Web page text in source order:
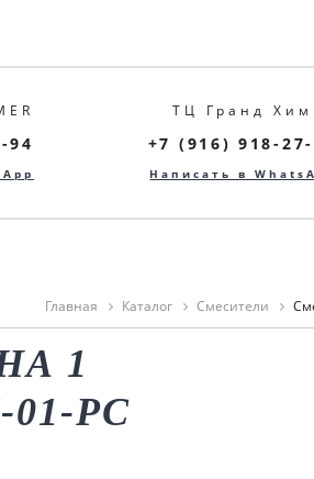
94
ТЦ Гранд
+7 (916) 918-
Написать в
Главная Каталог Смесители
1
PC